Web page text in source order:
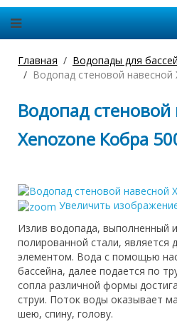
Главная
Водопады для
Водопад стеновой
Водопад стеновой
Xenozone Кобра
Увеличить
Излив водопада, выполненный
полированной стали, является
элементом. Вода с помощью
бассейна, далее подается по
сопла различной формы
струи. Поток воды оказывает
шею, спину, голову.